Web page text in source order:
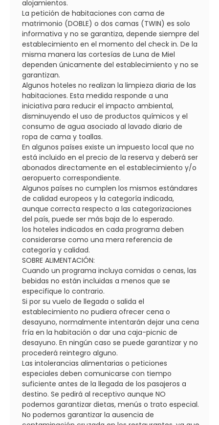
alojamientos.
La petición de habitaciones con cama de
matrimonio (DOBLE) o dos camas (TWIN) es solo
informativa y no se garantiza, depende siempre del
establecimiento en el momento del check in. De la
misma manera las cortesías de Luna de Miel
dependen únicamente del establecimiento y no se
garantizan.
Algunos hoteles no realizan la limpieza diaria de las
habitaciones. Esta medida responde a una
iniciativa para reducir el impacto ambiental,
disminuyendo el uso de productos químicos y el
consumo de agua asociado al lavado diario de
ropa de cama y toallas.
En algunos países existe un impuesto local que no
está incluido en el precio de la reserva y deberá ser
abonados directamente en el establecimiento y/o
aeropuerto correspondiente.
Algunos países no cumplen los mismos estándares
de calidad europeos y la categoría indicada,
aunque correcta respecto a las categorizaciones
del país, puede ser más baja de lo esperado.
los hoteles indicados en cada programa deben
considerarse como una mera referencia de
categoría y calidad.
SOBRE ALIMENTACIÓN:
Cuando un programa incluya comidas o cenas, las
bebidas no están incluidas a menos que se
especifique lo contrario.
Si por su vuelo de llegada o salida el
establecimiento no pudiera ofrecer cena o
desayuno, normalmente intentarán dejar una cena
fría en la habitación o dar una caja-picnic de
desayuno. En ningún caso se puede garantizar y no
procederá reintegro alguno.
Las intolerancias alimentarias o peticiones
especiales deben comunicarse con tiempo
suficiente antes de la llegada de los pasajeros a
destino. Se pedirá al receptivo aunque NO
podemos garantizar dietas, menús o trato especial.
No podemos garantizar la ausencia de